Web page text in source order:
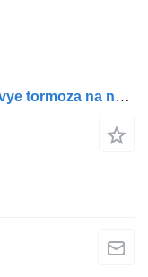
Náprava Mercedes-Benz pod diskovye tormoza na návesa Mercedes-Benz